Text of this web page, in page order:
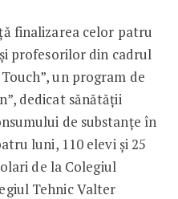
programul de
finalizarea celor patru
profesorilor din cadrul
un program de
dedicat sănătății
de substanțe în
luni, 110 elevi și 25
de la Colegiul
Tehnic Valter